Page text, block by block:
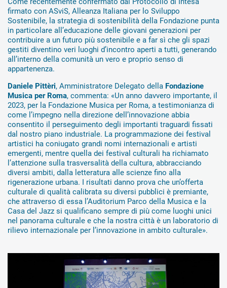
firmato con ASviS, Alleanza Italiana per lo Sviluppo
Sostenibile, la strategia di sostenibilità della Fondazione punta
in particolare all’educazione delle giovani generazioni per
contribuire a un futuro più sostenibile e a far sì che gli spazi
gestiti diventino veri luoghi d’incontro aperti a tutti, generando
all’interno della comunità un vero e proprio senso di
appartenenza.
Daniele Pittèri, Amministratore Delegato della Fondazione
Musica per Roma, commenta: «Un anno davvero importante, il
2023, per la Fondazione Musica per Roma, a testimonianza di
come l’impegno nella direzione dell’innovazione abbia
consentito il perseguimento degli importanti traguardi fissati
dal nostro piano industriale. La programmazione dei festival
artistici ha coniugato grandi nomi internazionali e artisti
emergenti, mentre quella dei festival culturali ha richiamato
l’attenzione sulla trasversalità della cultura, abbracciando
diversi ambiti, dalla letteratura alle scienze fino alla
rigenerazione urbana. I risultati danno prova che un’offerta
culturale di qualità calibrata su diversi pubblici è premiante,
che attraverso di essa l’Auditorium Parco della Musica e la
Casa del Jazz si qualificano sempre di più come luoghi unici
nel panorama culturale e che la nostra città è un laboratorio di
rilievo internazionale per l’innovazione in ambito culturale».